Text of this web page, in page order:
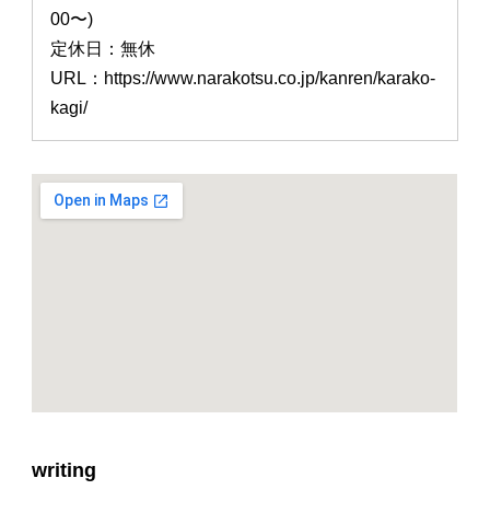
00〜)
定休日：無休
URL：https://www.narakotsu.co.jp/kanren/karako-
kagi/
writing